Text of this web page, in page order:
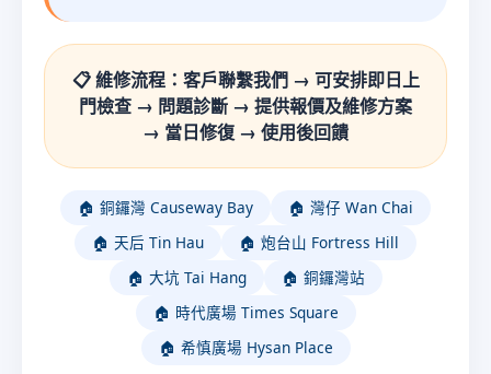
📋 維修流程：客戶聯繫我們 → 可安排即日上
門檢查 → 問題診斷 → 提供報價及維修方案
→ 當日修復 → 使用後回饋
🏠 銅鑼灣 Causeway Bay
🏠 灣仔 Wan Chai
🏠 天后 Tin Hau
🏠 炮台山 Fortress Hill
🏠 大坑 Tai Hang
🏠 銅鑼灣站
🏠 時代廣場 Times Square
🏠 希慎廣場 Hysan Place